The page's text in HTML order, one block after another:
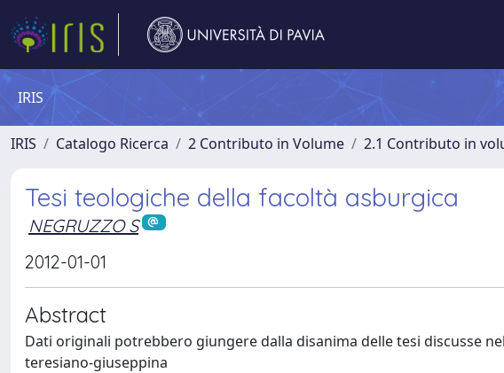
IRIS
IRIS Catalogo Ricerca 2 Contributo in Volume 2.1 Contributo in
Tesi teologiche della facoltà asburgica
NEGRUZZO S
2012-01-01
Abstract
Dati originali potrebbero giungere dalla disanima delle tesi discusse
teresiano-giuseppina